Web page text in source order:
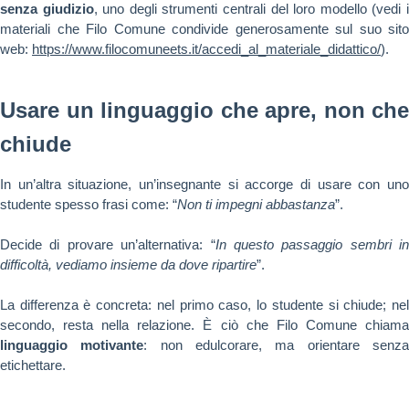
senza giudizio, uno degli strumenti centrali del loro modello (vedi i
materiali che Filo Comune condivide generosamente sul suo sito
web: https://www.filocomuneets.it/accedi_al_materiale_didattico/).
Usare un linguaggio che apre, non che
chiude
In un’altra situazione, un’insegnante si accorge di usare con uno
studente spesso frasi come: “Non ti impegni abbastanza”.
Decide di provare un’alternativa: “In questo passaggio sembri in
difficoltà, vediamo insieme da dove ripartire”.
La differenza è concreta: nel primo caso, lo studente si chiude; nel
secondo, resta nella relazione. È ciò che Filo Comune chiama
linguaggio motivante: non edulcorare, ma orientare senza
etichettare.